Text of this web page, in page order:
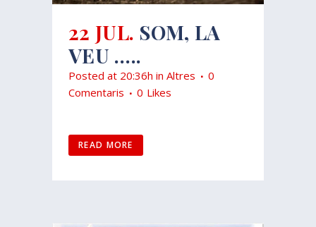
22 JUL. SOM, LA
VEU …..
Posted at 20:36h in Altres
0
Comentaris
0 Likes
READ MORE